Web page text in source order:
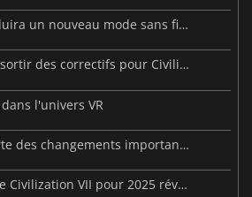
Civilization VII introduira un nouveau mode sans fin d’ici la fin avril
Firaxis commence à sortir des correctifs pour Civilization VII
l'univers VR
Civilization VII apporte des changements importants à la franchise
La feuille de route de Civilization VII pour 2025 révélée juste avant sa sortie